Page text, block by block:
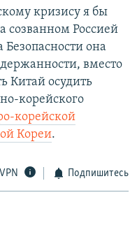
кризису я бы
созванном Россией
Безопасности она
вместо
Китай осудить
корейского
корейской
Кореи.
Подпишитесь